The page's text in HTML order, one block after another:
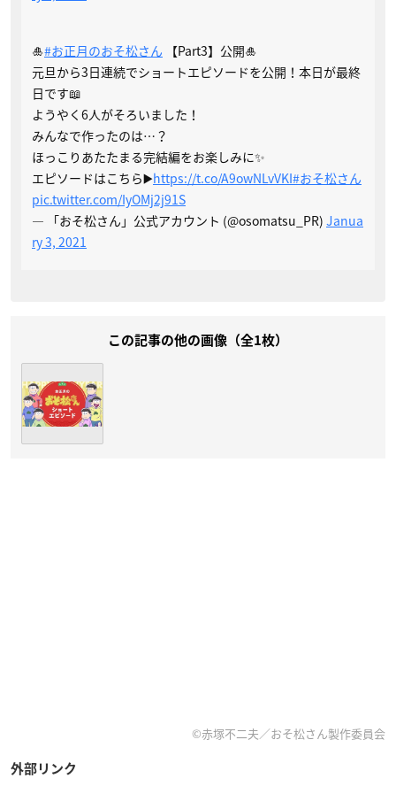
🎍#お正月のおそ松さん 【Part3】公開🎍
元旦から3日連続でショートエピソードを公開！本日が最終
日です📖
ようやく6人がそろいました！
みんなで作ったのは…？
ほっこりあたたまる完結編をお楽しみに✨
エピソードはこちら▶️https://t.co/A9owNLvVKI#おそ松さん
pic.twitter.com/IyOMj2j91S
— 「おそ松さん」公式アカウント (@osomatsu_PR) Janua
ry 3, 2021
この記事の他の画像（全1枚）
©︎赤塚不二夫／おそ松さん製作委員会
外部リンク